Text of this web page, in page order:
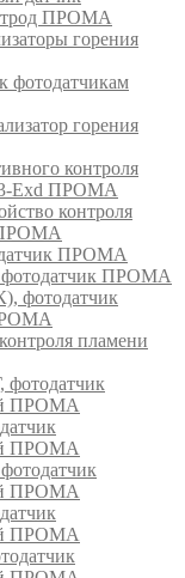
ПРОМА
горения
фотодатчикам
горения
контроля
Exd ПРОМА
контроля
ПРОМА
ПРОМА
ПРОМА
фотодатчик
пламени
ПРОМА
ПРОМА
ПРОМА
ПРОМА